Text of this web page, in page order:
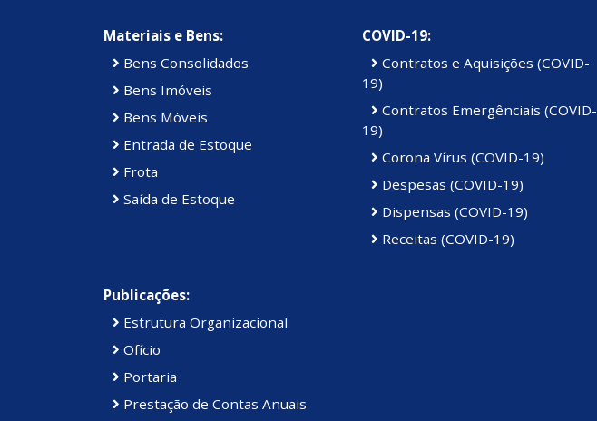
Materiais e Bens:
Bens Consolidados
Bens Imóveis
Bens Móveis
Entrada de Estoque
Frota
Saída de Estoque
COVID-19:
Contratos e Aquisições (COVID-
19)
Contratos Emergênciais (COVID-
19)
Corona Vírus (COVID-19)
Despesas (COVID-19)
Dispensas (COVID-19)
Receitas (COVID-19)
Publicações:
Estrutura Organizacional
Ofício
Portaria
Prestação de Contas Anuais